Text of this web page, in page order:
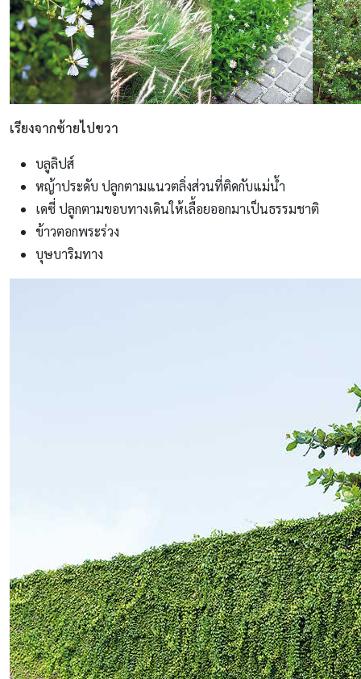
เรียงจากซ้ายไปขวา
บลูลิปส์
หญ้าประดับ ปลูกตามแนวตลิ่งส่วนที่ติดกับแม่น้ำ
เดซี่ ปลูกตามขอบทางเดินให้เลื้อยออกมาเป็นธรรมชาติ
ข้าวตอกพระร่วง
บุษบาริมทาง